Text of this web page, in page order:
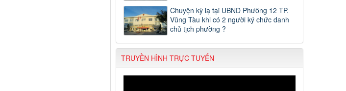
Chuyện kỳ lạ tại UBND Phường 12 TP.
Vũng Tàu khi có 2 người ký chức danh
chủ tịch phường ?
TRUYỀN HÌNH TRỰC TUYẾN